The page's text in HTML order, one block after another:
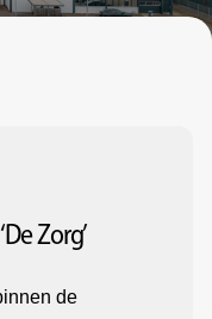
Zorg’
de